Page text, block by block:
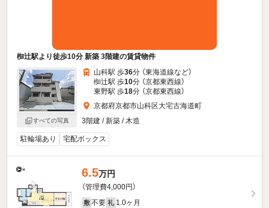
椥辻駅より徒歩10分 新築 3階建の賃貸物件
すべての写真
山科駅 歩36分 （東海道線など）
椥辻駅 歩10分 （京都東西線）
東野駅 歩18分 （京都東西線）
京都府京都市山科区大宅古海道町
3階建 / 新築 / 木造
駐輪場あり 宅配ボックス
6.5万円
（管理費4,000円）
敷 不要 礼 1.0ヶ月